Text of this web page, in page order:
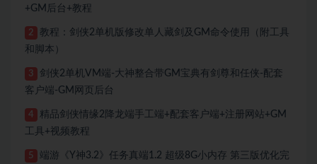
+GM后台+教程
2
教程：剑侠2单机版修改单人藏剑及GM命令使用（附工具
和脚本）
3
剑侠2单机VM端-大神整合带GM宝典有剑尊和任侠-配套
客户端-GM网页后台
4
精品剑侠情缘2降龙端手工端+配套客户端+注册网站+GM
工具+视频教程
5
端游《Y神3.2》任务真端1.2 超级8G小内存 第三版优化完